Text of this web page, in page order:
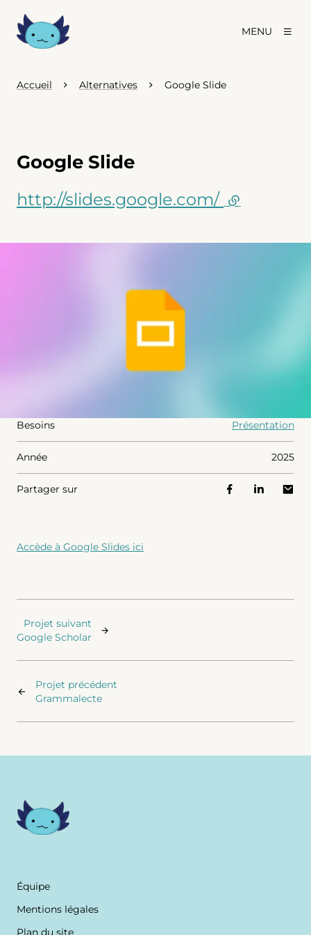
MENU
Accueil Alternatives Google Slide
Google Slide
http://slides.google.com/ (lien
Besoins Présentation
Année 2025
Partager sur
Accède à Google Slides ici
Projet précédent
Grammalecte
Projet suivant
Google Scholar
Équipe
Mentions légales
Plan du site